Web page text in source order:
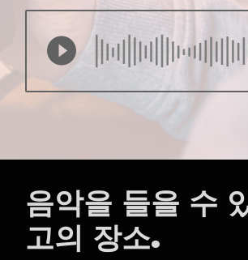
음악을 들을 수
고의 장소.